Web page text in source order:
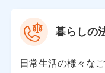
※ 当社および株式会
データ憲章」に定め
暮らしの
日常生活の様々な